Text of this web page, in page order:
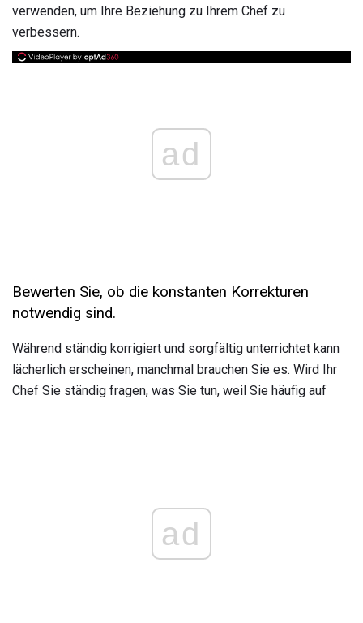
verwenden, um Ihre Beziehung zu Ihrem Chef zu
verbessern.
ad
Bewerten Sie, ob die konstanten Korrekturen
notwendig sind.
Während ständig korrigiert und sorgfältig unterrichtet kann
lächerlich erscheinen, manchmal brauchen Sie es. Wird Ihr
Chef Sie ständig fragen, was Sie tun, weil Sie häufig auf
ad